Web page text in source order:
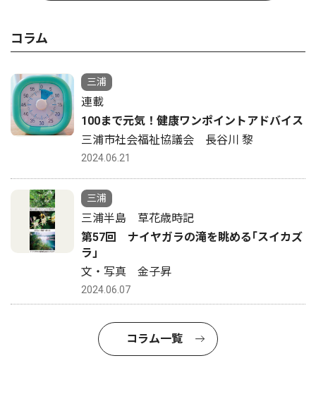
コラム
三浦
連載
100まで元気！健康ワンポイントアドバイス
三浦市社会福祉協議会 長谷川 黎
2024.06.21
三浦
三浦半島 草花歳時記
第57回 ナイヤガラの滝を眺める｢スイカズ
ラ｣
文・写真 金子昇
2024.06.07
コラム一覧